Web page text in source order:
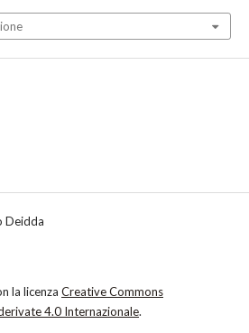
Deidda
la licenza Creative Commons
4.0 Internazionale.